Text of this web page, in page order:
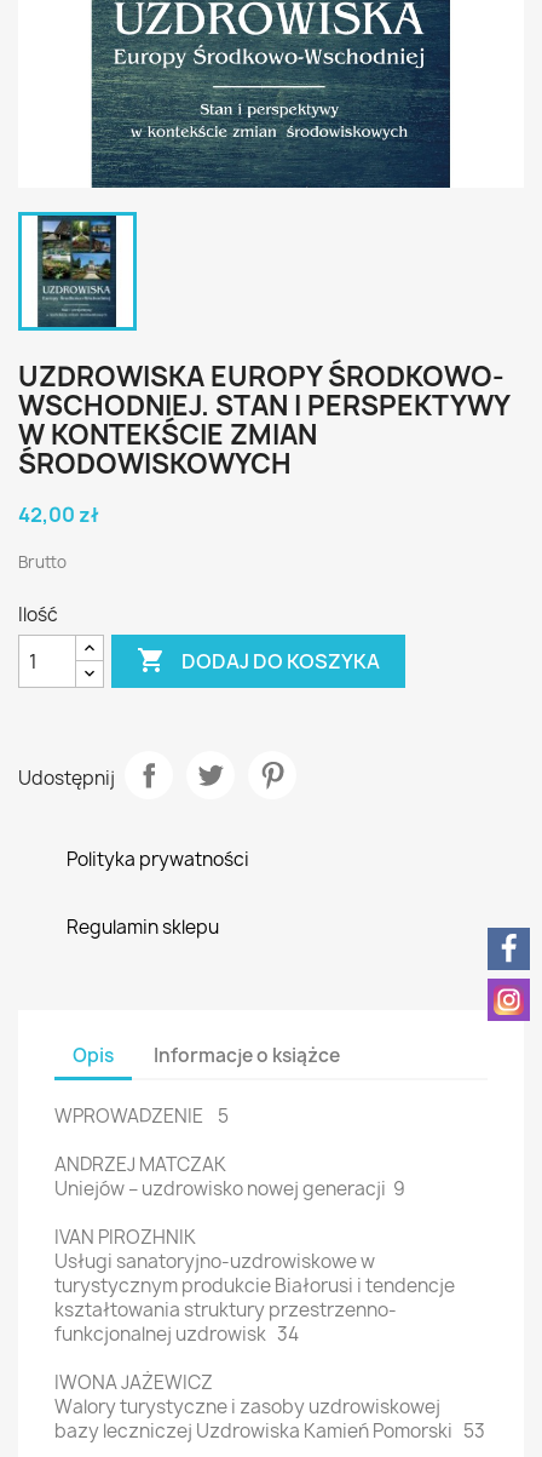
UZDROWISKA EUROPY ŚRODKOWO-
WSCHODNIEJ. STAN I PERSPEKTYWY
W KONTEKŚCIE ZMIAN
ŚRODOWISKOWYCH
42,00 zł
Brutto
Ilość
 DODAJ DO KOSZYKA
Udostępnij
Polityka prywatności
Regulamin sklepu
Opis Informacje o książce
WPROWADZENIE 5
ANDRZEJ MATCZAK
Uniejów – uzdrowisko nowej generacji 9
IVAN PIROZHNIK
Usługi sanatoryjno-uzdrowiskowe w
turystycznym produkcie Białorusi i tendencje
kształtowania struktury przestrzenno-
funkcjonalnej uzdrowisk 34
IWONA JAŻEWICZ
Walory turystyczne i zasoby uzdrowiskowej
bazy leczniczej Uzdrowiska Kamień Pomorski 53